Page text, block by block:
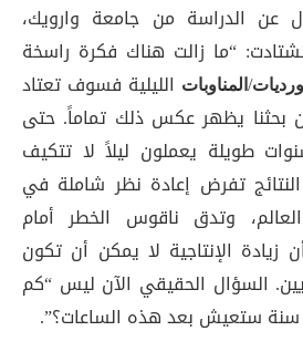
عن الدراسة من جامعة وارويك،
“ما زالت هناك فكرة راسخة
/ المناوبات الليلية فسوف تعتاد
بحثنا يظهر عكس ذلك تماماً. حتى
طويلة يعملون ليلاً لا تتكيف
تفرض إعادة نظر شاملة في
وتدق ناقوس الخطر أمام
زيادة الإنتاجية لا يمكن أن تكون
السؤال الحقيقي الآن ليس “كم
ستعيش بعد هذه الساعات؟”.